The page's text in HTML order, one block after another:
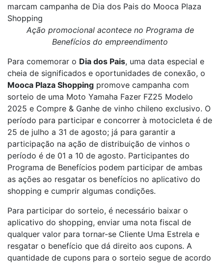
marcam campanha de Dia dos Pais do Mooca Plaza
Shopping
Ação promocional acontece no Programa de
Benefícios do empreendimento
Para comemorar o Dia dos Pais, uma data especial e
cheia de significados e oportunidades de conexão, o
Mooca Plaza Shopping promove campanha com
sorteio de uma Moto Yamaha Fazer FZ25 Modelo
2025 e Compre & Ganhe de vinho chileno exclusivo. O
período para participar e concorrer à motocicleta é de
25 de julho a 31 de agosto; já para garantir a
participação na ação de distribuição de vinhos o
período é de 01 a 10 de agosto. Participantes do
Programa de Benefícios podem participar de ambas
as ações ao resgatar os benefícios no aplicativo do
shopping e cumprir algumas condições.
Para participar do sorteio, é necessário baixar o
aplicativo do shopping, enviar uma nota fiscal de
qualquer valor para tornar-se Cliente Uma Estrela e
resgatar o benefício que dá direito aos cupons. A
quantidade de cupons para o sorteio segue de acordo